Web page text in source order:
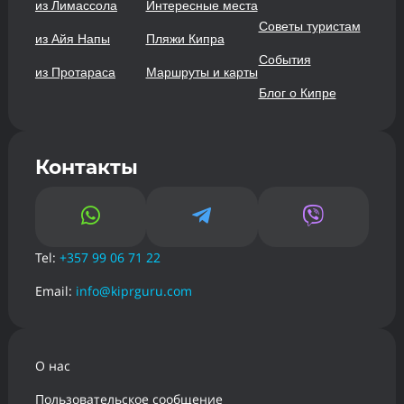
из Лимассола
из Айя Напы
из Протараса
Интересные места
Пляжи Кипра
Маршруты и карты
Советы туристам
События
Блог о Кипре
Контакты
  
Tel: +357 99 06 71 22
Email: info@kiprguru.com
О нас
Пользовательское сообщение